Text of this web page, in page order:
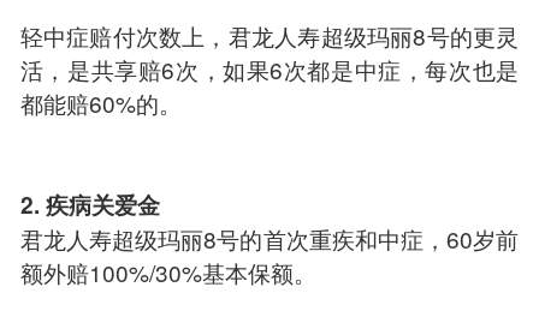
轻中症赔付次数上，君龙人寿超级玛丽8号的更灵
活，是共享赔6次，如果6次都是中症，每次也是
都能赔60%的。
2. 疾病关爱金
君龙人寿超级玛丽8号的首次重疾和中症，60岁前
额外赔100%/30%基本保额。